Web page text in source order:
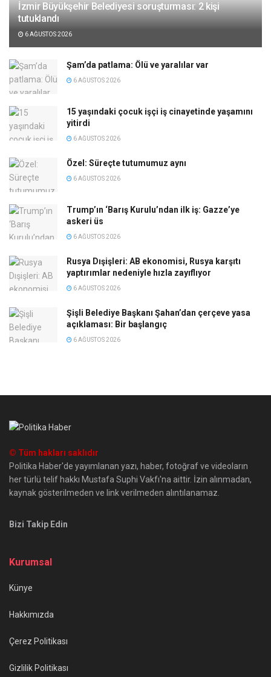
İzmir Büyükşehir Belediyesi soruşturması: 2 kişi
tutuklandı
6 AĞUSTOS 2026
Şam’da patlama: Ölü ve yaralılar var
6 AĞUSTOS 2026
15 yaşındaki çocuk işçi iş cinayetinde yaşamını
yitirdi
6 AĞUSTOS 2026
Özel: Süreçte tutumumuz aynı
6 AĞUSTOS 2026
Trump’ın ‘Barış Kurulu’ndan ilk iş: Gazze’ye
askeri üs
6 AĞUSTOS 2026
Rusya Dışişleri: AB ekonomisi, Rusya karşıtı
yaptırımlar nedeniyle hızla zayıflıyor
6 AĞUSTOS 2026
Şişli Belediye Başkanı Şahan’dan çerçeve yasa
açıklaması: Bir başlangıç
6 AĞUSTOS 2026
© Tüm hakları saklıdır
Politika Haber'de yayımlanan yazı, haber, fotoğraf ve videoların
her türlü telif hakkı Mustafa Suphi Vakfı'na aittir. İzin alınmadan,
kaynak gösterilmeden ve link verilmeden alıntılanamaz.
Bizi Takip Edin
Kurumsal
Künye
Hakkımızda
Çerez Politikası
Gizlilik Politikası